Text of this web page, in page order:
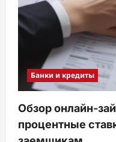
Банки и кредиты
Обзор онлайн-
процентные